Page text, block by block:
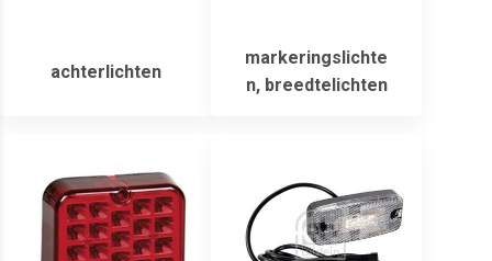
achterlichten
markeringslichte
n, breedtelichten